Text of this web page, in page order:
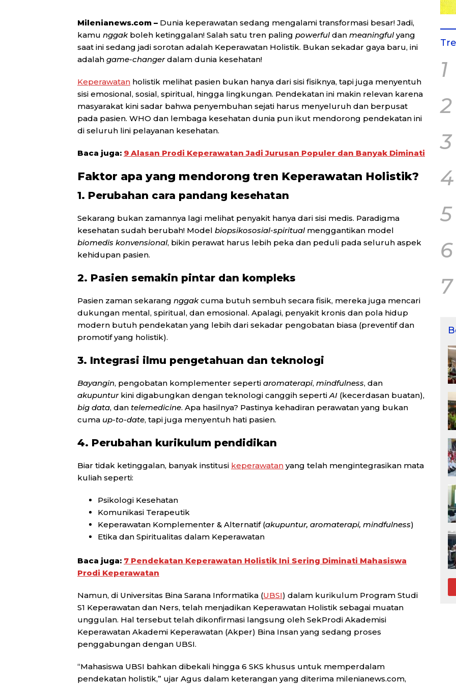
Milenianews.com – Dunia keperawatan sedang mengalami transformasi besar! Jadi,
kamu nggakboleh ketinggalan! Salah satu tren paling powerfuldan meaningfulyang
saat ini sedang jadi sorotan adalah Keperawatan Holistik. Bukan sekadar gaya baru, ini
adalah game-changerdalam dunia kesehatan!
Keperawatan holistik melihat pasien bukan hanya dari sisi fisiknya, tapi juga menyentuh
sisi emosional, sosial, spiritual, hingga lingkungan. Pendekatan ini makin relevan karena
masyarakat kini sadar bahwa penyembuhan sejati harus menyeluruh dan berpusat
pada pasien. WHO dan lembaga kesehatan dunia pun ikut mendorong pendekatan ini
di seluruh lini pelayanan kesehatan.
Baca juga: 9 Alasan Prodi Keperawatan Jadi Jurusan Populer dan Banyak Diminati
Faktor apa yang mendorong tren Keperawatan Holistik?
1. Perubahan cara pandang kesehatan
Sekarang bukan zamannya lagi melihat penyakit hanya dari sisi medis. Paradigma
kesehatan sudah berubah! Model biopsikososial-spiritualmenggantikan model
biomedis konvensional, bikin perawat harus lebih peka dan peduli pada seluruh aspek
kehidupan pasien.
2. Pasien semakin pintar dan kompleks
Pasien zaman sekarang nggakcuma butuh sembuh secara fisik, mereka juga mencari
dukungan mental, spiritual, dan emosional. Apalagi, penyakit kronis dan pola hidup
modern butuh pendekatan yang lebih dari sekadar pengobatan biasa (preventif dan
promotif yang holistik).
3. Integrasi ilmu pengetahuan dan teknologi
Bayangin, pengobatan komplementer seperti aromaterapi, mindfulness, dan
akupunturkini digabungkan dengan teknologi canggih sepertiAI (kecerdasan buatan),
big data, dan telemedicine. Apa hasilnya? Pastinya kehadiran perawatan yang bukan
cuma up-to-date, tapi juga menyentuh hati pasien.
4. Perubahan kurikulum pendidikan
Biar tidak ketinggalan, banyak institusi keperawatan yang telah mengintegrasikan mata
kuliah seperti:
Psikologi Kesehatan
Komunikasi Terapeutik
Keperawatan Komplementer & Alternatif (akupuntur, aromaterapi, mindfulness)
Etika dan Spiritualitas dalam Keperawatan
Baca juga: 7 Pendekatan Keperawatan Holistik Ini Sering Diminati Mahasiswa
Prodi Keperawatan
Namun, di Universitas Bina Sarana Informatika (UBSI) dalam kurikulum Program Studi
S1 Keperawatan dan Ners, telah menjadikan Keperawatan Holistik sebagai muatan
unggulan. Hal tersebut telah dikonfirmasi langsung oleh SekProdi Akademisi
Keperawatan Akademi Keperawatan (Akper) Bina Insan yang sedang proses
penggabungan dengan UBSI.
“Mahasiswa UBSI bahkan dibekali hingga 6 SKS khusus untuk memperdalam
pendekatan holistik,” ujar Agus dalam keterangan yang diterima milenianews.com,
1
2
3
4
5
6
7